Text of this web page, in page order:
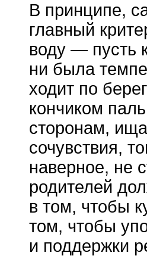
В принципе,
главный
воду — пусть
ни была
ходит по
кончиком
сторонам,
сочувствия,
наверное, не
родителей
в том, чтобы
том, чтобы
и поддержки